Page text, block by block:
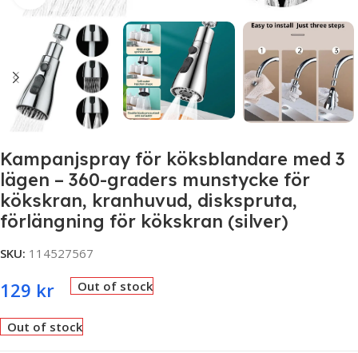
Kampanjspray för köksblandare med 3
lägen – 360-graders munstycke för
kökskran, kranhuvud, diskspruta,
förlängning för kökskran (silver)
SKU: 114527567
129 kr Out of stock
Out of stock